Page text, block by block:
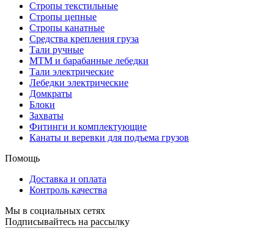
Стропы текстильные
Стропы цепные
Стропы канатные
Средства крепления груза
Тали ручные
МТМ и барабанные лебедки
Тали электрические
Лебедки электрические
Домкраты
Блоки
Захваты
Фитинги и комплектующие
Канаты и веревки для подъема грузов
Помощь
Доставка и оплата
Контроль качества
Мы в социальных сетях
Подписывайтесь на рассылку